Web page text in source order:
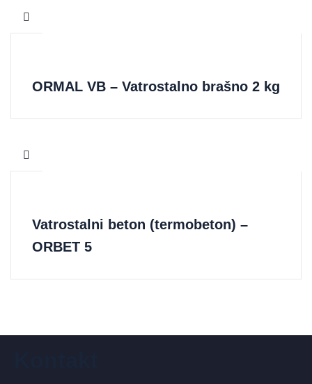
ORMAL VB – Vatrostalno brašno 2 kg
Vatrostalni beton (termobeton) –
ORBET 5